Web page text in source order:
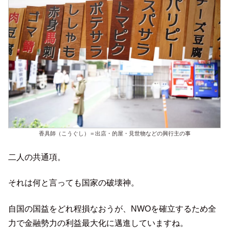
香具師（こうぐし）＝出店・的屋・見世物などの興行主の事
二人の共通項。
それは何と言っても国家の破壊神。
自国の国益をどれ程損なおうが、NWOを確立するため全
力で金融勢力の利益最大化に邁進していますね。